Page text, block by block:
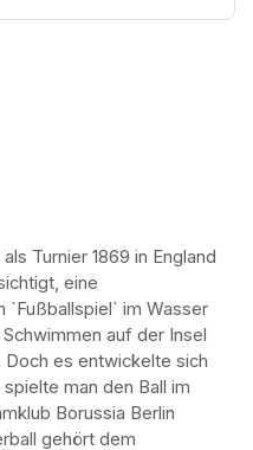
Turnier 1869 in England
eine
`Fußballspiel` im Wasser
auf der Insel
es entwickelte sich
man den Ball im
Borussia Berlin
gehört dem